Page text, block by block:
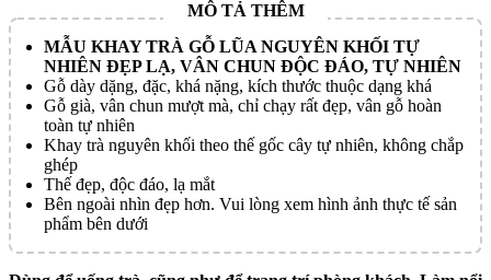
MẪU KHAY TRÀ GỖ LŨA NGUYÊN KHỐI TỰ
NHIÊN ĐẸP LẠ, VÂN CHUN ĐỘC ĐÁO, TỰ NHIÊN
Gỗ dày dặng, đặc, khá nặng, kích thước thuộc dạng khá
Gỗ già, vân chun mượt mà, chỉ chạy rất đẹp, vân gỗ hoàn
toàn tự nhiên
Khay trà nguyên khối theo thế gốc cây tự nhiên, không chắp
ghép
Thế đẹp, độc đáo, lạ mắt
Bên ngoài nhìn đẹp hơn. Vui lòng xem hình ảnh thực tế sản
phẩm bên dưới